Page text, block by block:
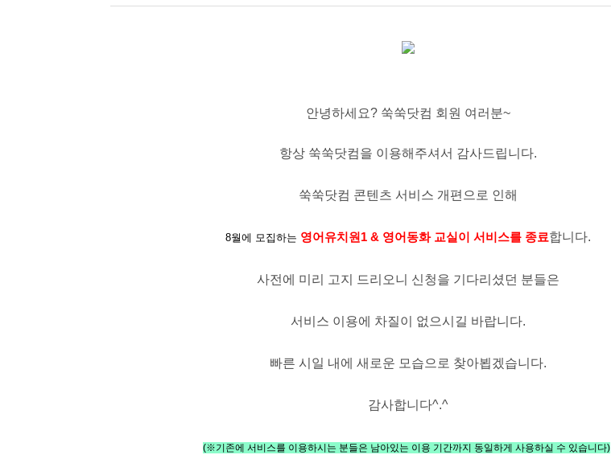
안녕하세요? 쑥쑥닷컴 회원 여러분~
항상 쑥쑥닷컴을 이용해주셔서 감사드립니다.
쑥쑥닷컴 콘텐츠 서비스 개편으로 인해
8월에 모집하는 영어유치원1 & 영어동화 교실이 서비스를 종료합니다.
사전에 미리 고지 드리오니 신청을 기다리셨던 분들은
서비스 이용에 차질이 없으시길 바랍니다.
빠른 시일 내에 새로운 모습으로 찾아뵙겠습니다.
감사합니다^.^
(※기존에 서비스를 이용하시는 분들은 남아있는 이용 기간까지 동일하게 사용하실 수 있습니다)